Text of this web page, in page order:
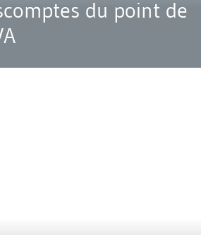
du point de